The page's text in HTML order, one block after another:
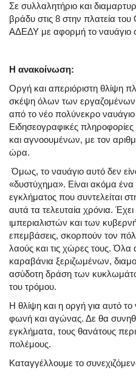
Σε συλλαλητήριο και
βράδυ στις 8 στην πλατεία
ΑΔΕΔΥ με αφορμή το ναυάγιο
Η ανακοίνωση:
Οργή και απεριόριστη θλίψη
σκέψη όλων των
από το νέο πολύνεκρο
Ειδησεογραφικές
και αγνοουμένων, με τον
ώρα.
Όμως, το ναυάγιο αυτό δεν
«δυστύχημα». Είναι ακόμα
εγκλήματος που συντελείται
αυτά τα τελευταία χρόνια.
ιμπεριαλιστών και των
επεμβάσεις, σκορπούν τον
λαούς και τις χώρες τους.
καραβάνια ξεριζωμένων,
ασύδοτη δράση των
του τρόμου.
Η θλίψη και η οργή για αυτό
φωνή και αγώνας. Δε θα
εγκλήματα, τους θανάτους
πολέμους.
Καταγγέλλουμε το